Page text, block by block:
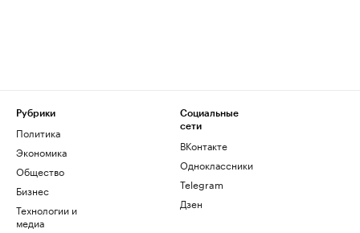
Рубрики
Политика
Экономика
Общество
Бизнес
Технологии и
медиа
Социальные
сети
ВКонтакте
Одноклассники
Telegram
Дзен